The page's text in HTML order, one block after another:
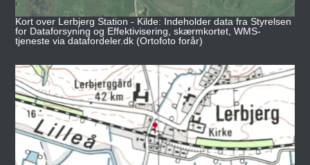
Kort over Lerbjerg Station - Kilde: Indeholder data fra Styrelsen
for Dataforsyning og Effektivisering, skærmkortet, WMS-
tjeneste via datafordeler.dk (Ortofoto forår)